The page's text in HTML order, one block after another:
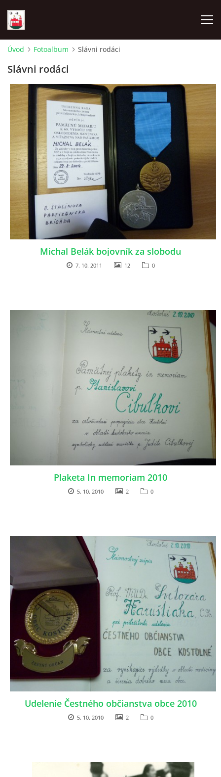
NAŠA OBEC
OBECNÝ ÚRAD
MATRIČNÝ ÚRAD KOSTOLNÉ
MATERSKÁ ŠKOLA KOSTOLNÉ
ZÁKLADNÁ ŠKOLA KOSTOLNÉ
FIRMY A SLUŽBY
SMÚTOČNÉ OZNÁMENIA
KULTÚRA A SPOLOČENSKÉ DIANIE
ZAUJÍMAVOSTI
SPOMIENKA NA OSOBNOSTI OBCE
FOTOALBUM
Kostolné č.1
916 13 Kostolné
032/779 02 40
© 2026 eStránky.sk |Aktualizované 23. 1. 2025
Úvod Fotoalbum Slávni rodáci
Slávni rodáci
Michal Belák bojovník za slobodu
7. 10. 2011 12 0
Plaketa In memoriam 2010
5. 10. 2010 2 0
Udelenie Čestného občianstva obce 2010
5. 10. 2010 2 0